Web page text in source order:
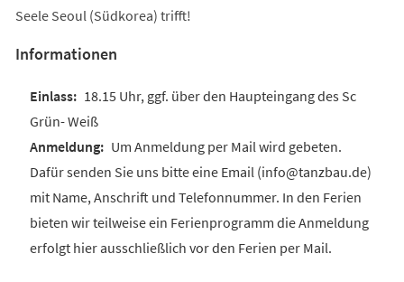
Seele Seoul (Südkorea) trifft!
Informationen
18.15 Uhr, ggf. über den Haupteingang des Sc
Grün- Weiß
Um Anmeldung per Mail wird gebeten.
Dafür senden Sie uns bitte eine Email (info@tanzbau.de)
mit Name, Anschrift und Telefonnummer. In den Ferien
bieten wir teilweise ein Ferienprogramm die Anmeldung
erfolgt hier ausschließlich vor den Ferien per Mail.